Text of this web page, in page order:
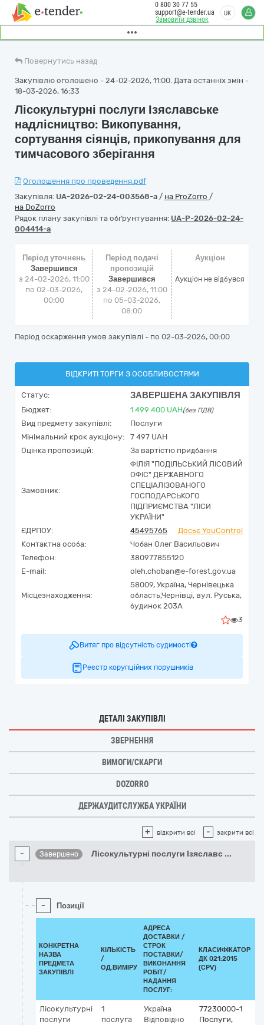
Замовити дзвінок
0 800 30 77 55
support@e-tender.ua
UK
Повернутись назад
Закупівлю оголошено - 24-02-2026, 11:00. Дата останніх змін -
18-03-2026, 16:33
Лісокультурні послуги Ізяславське
надлісництво: Викопування,
сортування сіянців, прикопування для
тимчасового зберігання
Оголошення про проведення.pdf
Закупівля: UA-2026-02-24-003568-a / на ProZorro /
на DoZorro
Рядок плану закупівлі та обґрунтування: UA-P-2026-02-24-
004414-a
Період уточнень
Завершився
з 24-02-2026, 11:00
по 02-03-2026,
00:00
Період подачі
пропозицій
Завершився
з 24-02-2026, 11:00
по 05-03-2026,
08:00
Аукціон
Аукціон не відбувся
Період оскарження умов закупівлі - по 02-03-2026, 00:00
ВІДКРИТІ ТОРГИ З ОСОБЛИВОСТЯМИ
Статус: ЗАВЕРШЕНА ЗАКУПІВЛЯ
Бюджет: 1 499 400 UAH(без ПДВ)
Вид предмету закупівлі:
Послуги
Мінімальний крок аукціону:
7 497 UAH
Оцінка пропозицій:
За вартістю придбання
Замовник:
ФІЛІЯ "ПОДІЛЬСЬКИЙ ЛІСОВИЙ
ОФІС" ДЕРЖАВНОГО
СПЕЦІАЛІЗОВАНОГО
ГОСПОДАРСЬКОГО
ПІДПРИЄМСТВА "ЛІСИ
УКРАЇНИ"
ЄДРПОУ:
45495765
Досьє YouControl
Контактна особа:
Чобан Олег Васильович
Телефон:
380977855120
E-mail:
oleh.choban@e-forest.gov.ua
Місцезнаходження:
58009, Україна, Чернівецька
область,Чернівці, вул. Руська,
будинок 203А
3
Витяг про відсутність судимості
Реєстр корупційних порушників
ДЕТАЛІ ЗАКУПІВЛІ
ЗВЕРНЕННЯ
ВИМОГИ/СКАРГИ
DOZORRO
ДЕРЖАУДИТСЛУЖБА УКРАЇНИ
+ відкрити всі - закрити всі
- Завершено Лісокультурні послуги Ізяславс ...
- Позиції
КОНКРЕТНА
НАЗВА
ПРЕДМЕТА
ЗАКУПІВЛІ
КІЛЬКІСТЬ
/
ОД.ВИМІРУ
АДРЕСА
ДОСТАВКИ /
СТРОК
ПОСТАВКИ/
ВИКОНАННЯ
РОБІТ/
НАДАННЯ
ПОСЛУГ:
КЛАСИФІКАТОР
ДК 021:2015
(CPV)
Лісокультурні
послуги
1
послуга
Україна
Відповідно
77230000-1
Послуги,